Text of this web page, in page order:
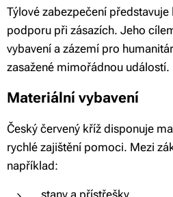
Týlové zabezpečení
podporu při zásazích. Jeho
vybavení a zázemí pro
zasažené mimořádnou událostí.
Materiální vybavení
Český červený kříž disponuje
rychlé zajištění pomoci. Mezi
například:
stany a přístřešky